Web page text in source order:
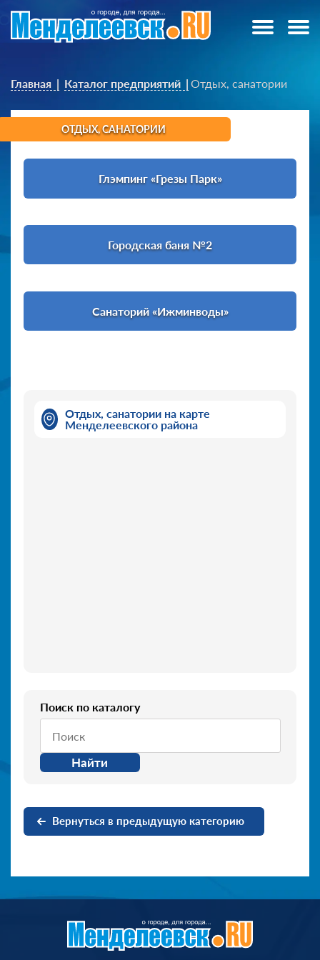
Главная Каталог предприятий Отдых, санатории
ОТДЫХ, САНАТОРИИ
Глэмпинг «Грезы Парк»
Городская баня №2
Санаторий «Ижминводы»
Отдых, санатории на карте
Менделеевского района
Поиск по каталогу
Найти
Вернуться в предыдущую категорию